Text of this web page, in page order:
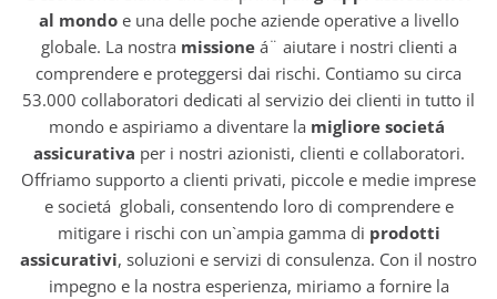
al mondoe una delle poche aziende operative a livello
globale. La nostra missioneá¨ aiutare i nostri clienti a
comprendere e proteggersi dai rischi. Contiamo su circa
53.000 collaboratori dedicati al servizio dei clienti in tutto il
mondo e aspiriamo a diventare la migliore societá
assicurativa per i nostri azionisti, clienti e collaboratori.
Offriamo supporto a clienti privati, piccole e medie imprese
e societá globali, consentendo loro di comprendere e
mitigare i rischi con un`ampia gamma di prodotti
assicurativi, soluzioni e servizi di consulenza. Con il nostro
impegno e la nostra esperienza, miriamo a fornire la